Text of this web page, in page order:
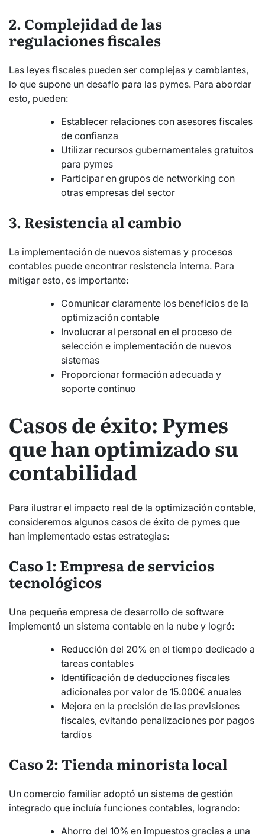
2. Complejidad de las
regulaciones fiscales
Las leyes fiscales pueden ser complejas y cambiantes,
lo que supone un desafío para las pymes. Para abordar
esto, pueden:
Establecer relaciones con asesores fiscales
de confianza
Utilizar recursos gubernamentales gratuitos
para pymes
Participar en grupos de networking con
otras empresas del sector
3. Resistencia al cambio
La implementación de nuevos sistemas y procesos
contables puede encontrar resistencia interna. Para
mitigar esto, es importante:
Comunicar claramente los beneficios de la
optimización contable
Involucrar al personal en el proceso de
selección e implementación de nuevos
sistemas
Proporcionar formación adecuada y
soporte continuo
Casos de éxito: Pymes
que han optimizado su
contabilidad
Para ilustrar el impacto real de la optimización contable,
consideremos algunos casos de éxito de pymes que
han implementado estas estrategias:
Caso 1: Empresa de servicios
tecnológicos
Una pequeña empresa de desarrollo de software
implementó un sistema contable en la nube y logró:
Reducción del 20% en el tiempo dedicado a
tareas contables
Identificación de deducciones fiscales
adicionales por valor de 15.000€ anuales
Mejora en la precisión de las previsiones
fiscales, evitando penalizaciones por pagos
tardíos
Caso 2: Tienda minorista local
Un comercio familiar adoptó un sistema de gestión
integrado que incluía funciones contables, logrando:
Ahorro del 10% en impuestos gracias a una